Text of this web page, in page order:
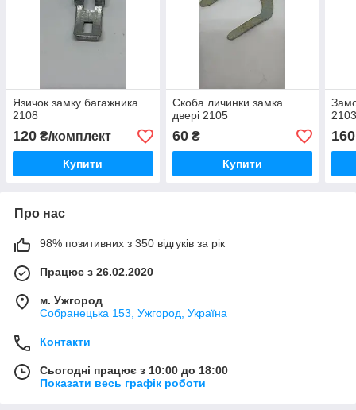
Язичок замку багажника
2108
120 ₴/комплект
Купити
Скоба личинки замка
двері 2105
60₴
Купити
160
Про нас
98% позитивних з 350 відгуків за рік
Працює з 26.02.2020
м. Ужгород
Собранецька 153, Ужгород, Україна
Контакти
Сьогодні працює з 10:00 до 18:00
Показати весь графік роботи